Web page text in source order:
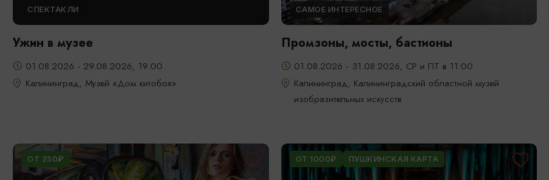
СПЕКТАКЛИ
Ужин в музее
01.08.2026 - 29.08.2026, 19:00
Калининград, Музей «Дом китобоя»
САМОЕ ИНТЕРЕСНОЕ
Промзоны, мосты, бастионы
01.08.2026 - 31.08.2026, СР и ПТ в 11:00
Калининград, Калининградский областной музей
изобразительных искусств
ОТ 250₽ ОТ 1000₽ ПУШКИНСКАЯ КАРТА